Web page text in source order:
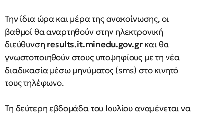
Την ίδια ώρα και μέρα της ανακοίνωσης, οι
βαθμοί θα αναρτηθούν στην ηλεκτρονική
διεύθυνση results.it.minedu.gov.grκαι θα
γνωστοποιηθούν στους υποψηφίους με τη νέα
διαδικασία μέσω μηνύματος (sms) στο κινητό
τους τηλέφωνο.
Τη δεύτερη εβδομάδα του Ιουλίου αναμένεται να